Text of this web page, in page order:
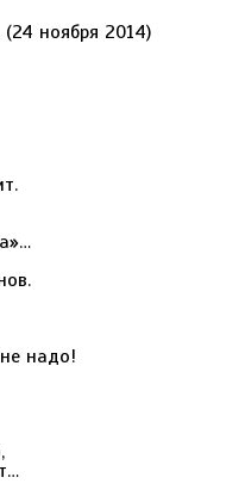
ноября 2014)
надо!